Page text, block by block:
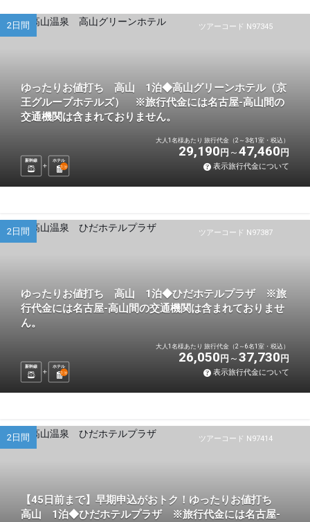
ツアーコード N97345
2日間
ゆったりお値打ち 高山 1泊◆高山グリーンホテル（京
王グループホテルズ） ※旅行代金には名古屋-高山間の
交通機関は含まれておりません。
新幹線
ホテル
1 泊
大人1名様あたり 旅行代金（2～3名1室・税込）
29,190 円 47,460 円
表示旅行代金について
ツアーコード N97387
2日間
ゆったりお値打ち 高山 1泊◆ひだホテルプラザ ※旅
行代金には名古屋-高山間の交通機関は含まれておりませ
ん。
新幹線
ホテル
1 泊
大人1名様あたり 旅行代金（2～6名1室・税込）
26,050 円 37,730 円
表示旅行代金について
ツアーコード N97414
2日間
【45日前まで】早期申込がおトク！ゆったりお値打ち
高山 1泊◆ひだホテルプラザ ※旅行代金には名古屋-